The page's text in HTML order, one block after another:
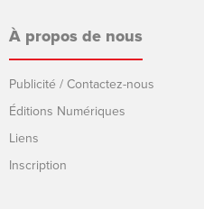
À propos de nous
Publicité / Contactez-nous
Éditions Numériques
Liens
Inscription